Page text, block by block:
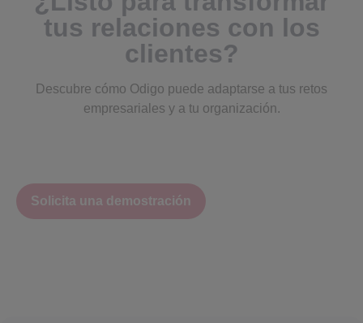
tus relaciones con los
clientes?
Descubre cómo Odigo puede adaptarse a tus retos
empresariales y a tu organización.
Solicita una demostración